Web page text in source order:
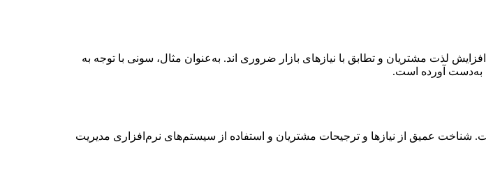
لذت مشتریان و تطابق با نیازهای بازار ضروری اند. به‌عنوان مثال، سونی با توجه به
به‌دست آورده است.
شناخت عمیق از نیازها و ترجیحات مشتریان و استفاده از سیستم‌های نرم‌افزاری مدیریت